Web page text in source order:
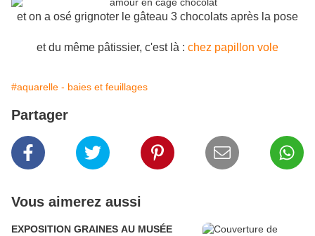
et on a osé grignoter le gâteau 3 chocolats après la pose
et du même pâtissier, c'est là : chez papillon vole
#aquarelle - baies et feuillages
Partager
Vous aimerez aussi
EXPOSITION GRAINES AU MUSÉE